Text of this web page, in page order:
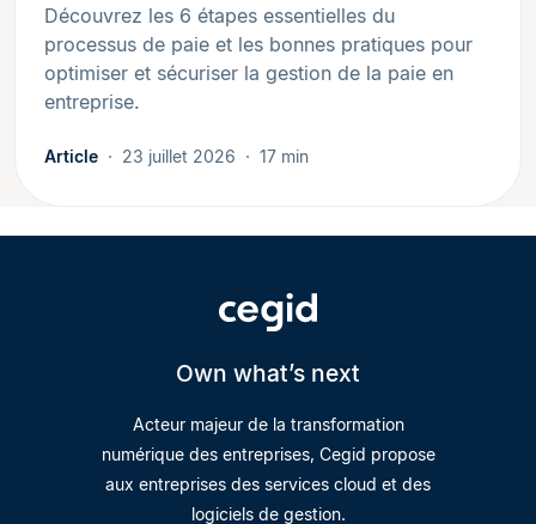
Découvrez les 6 étapes essentielles du
processus de paie et les bonnes pratiques pour
optimiser et sécuriser la gestion de la paie en
entreprise.
Article 23 juillet 2026 17 min
Own what’s next
Acteur majeur de la transformation
numérique des entreprises, Cegid propose
aux entreprises des services cloud et des
logiciels de gestion.